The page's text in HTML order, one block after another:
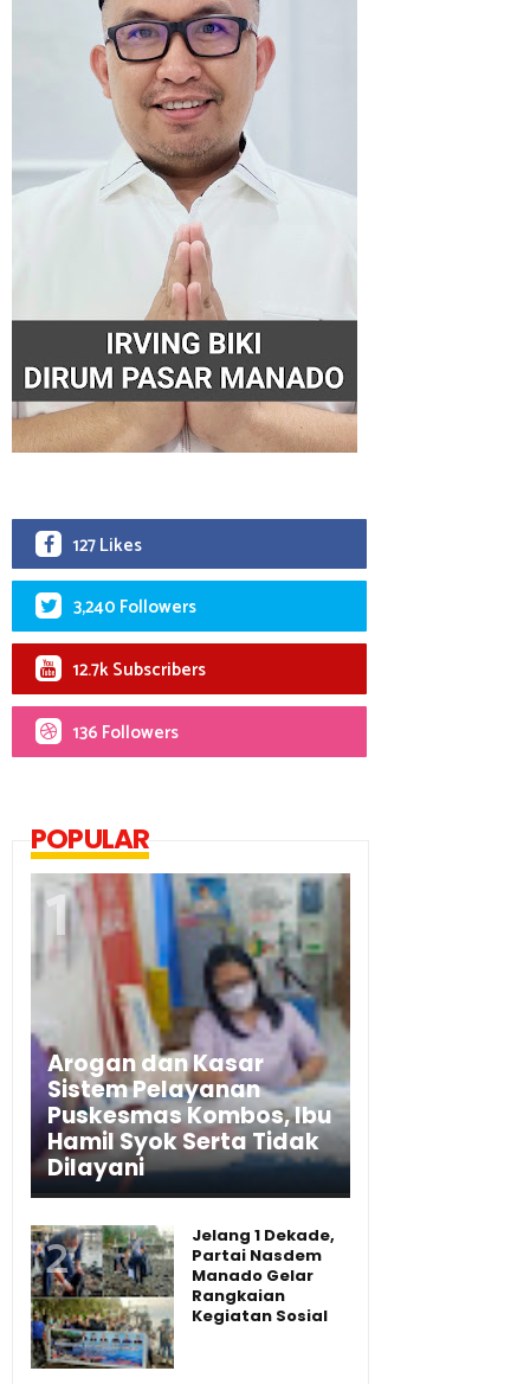
127 Likes
3,240 Followers
12.7k Subscribers
136 Followers
POPULAR
Arogan dan Kasar
Sistem Pelayanan
Puskesmas Kombos, Ibu
Hamil Syok Serta Tidak
Dilayani
Jelang 1 Dekade,
Partai Nasdem
Manado Gelar
Rangkaian
Kegiatan Sosial